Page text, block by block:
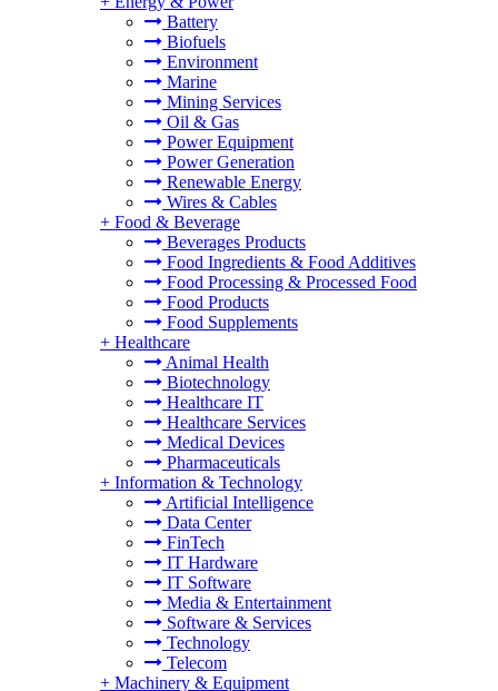
Battery
Biofuels
Environment
Marine
Mining Services
Oil & Gas
Power Equipment
Power Generation
Renewable Energy
Wires & Cables
+ Food & Beverage
Beverages Products
Food Ingredients & Food Additives
Food Processing & Processed Food
Food Products
Food Supplements
+ Healthcare
Animal Health
Biotechnology
Healthcare IT
Healthcare Services
Medical Devices
Pharmaceuticals
+ Information & Technology
Artificial Intelligence
Data Center
FinTech
IT Hardware
IT Software
Media & Entertainment
Software & Services
Technology
Telecom
+ Machinery & Equipment